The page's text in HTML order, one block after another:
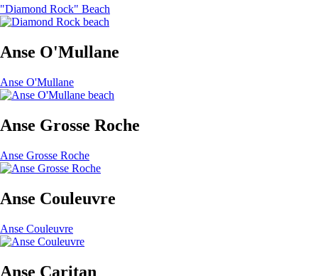
"Diamond Rock" Beach
Anse O'Mullane
Anse O'Mullane
Anse Grosse Roche
Anse Grosse Roche
Anse Couleuvre
Anse Couleuvre
Anse Caritan